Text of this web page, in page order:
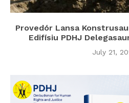
Provedór Lansa
Edifísiu PDHJ
July 21,